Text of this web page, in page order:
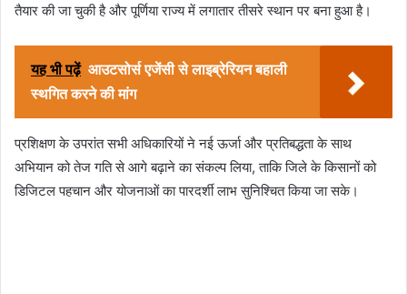
तैयार की जा चुकी है और पूर्णिया राज्य में लगातार तीसरे स्थान पर बना हुआ है।
यह भी पढ़ें आउटसोर्स एजेंसी से लाइब्रेरियन बहाली
स्थगित करने की मांग
प्रशिक्षण के उपरांत सभी अधिकारियों ने नई ऊर्जा और प्रतिबद्धता के साथ
अभियान को तेज गति से आगे बढ़ाने का संकल्प लिया, ताकि जिले के किसानों को
डिजिटल पहचान और योजनाओं का पारदर्शी लाभ सुनिश्चित किया जा सके।